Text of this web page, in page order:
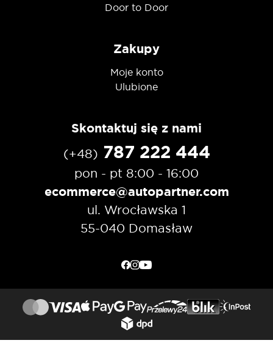
Door to Door
Zakupy
Moje konto
Ulubione
Skontaktuj się z nami
(+48) 787 222 444
pon - pt 8:00 - 16:00
ecommerce@autopartner.com
ul. Wrocławska 1
55-040 Domasław